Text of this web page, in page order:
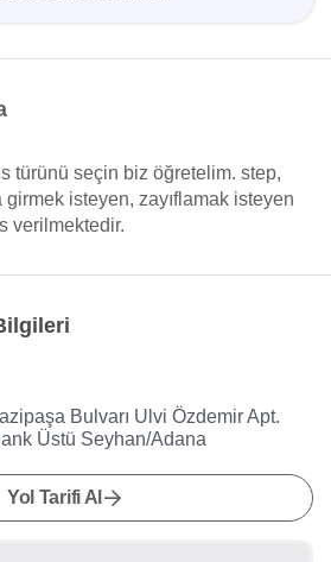
türünü seçin biz öğretelim. step,
isteyen, zayıflamak isteyen
verilmektedir.
Bulvarı Ulvi Özdemir Apt.
Üstü Seyhan/Adana
Yol Tarifi Al